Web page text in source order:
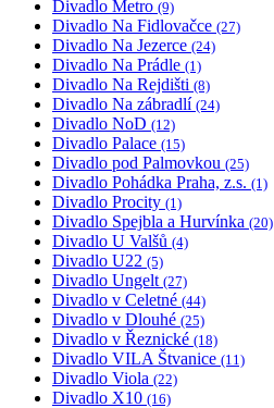
Divadlo Metro (9)
Divadlo Na Fidlovačce (27)
Divadlo Na Jezerce (24)
Divadlo Na Prádle (1)
Divadlo Na Rejdišti (8)
Divadlo Na zábradlí (24)
Divadlo NoD (12)
Divadlo Palace (15)
Divadlo pod Palmovkou (25)
Divadlo Pohádka Praha, z.s. (1)
Divadlo Procity (1)
Divadlo Spejbla a Hurvínka (20)
Divadlo U Valšů (4)
Divadlo U22 (5)
Divadlo Ungelt (27)
Divadlo v Celetné (44)
Divadlo v Dlouhé (25)
Divadlo v Řeznické (18)
Divadlo VILA Štvanice (11)
Divadlo Viola (22)
Divadlo X10 (16)